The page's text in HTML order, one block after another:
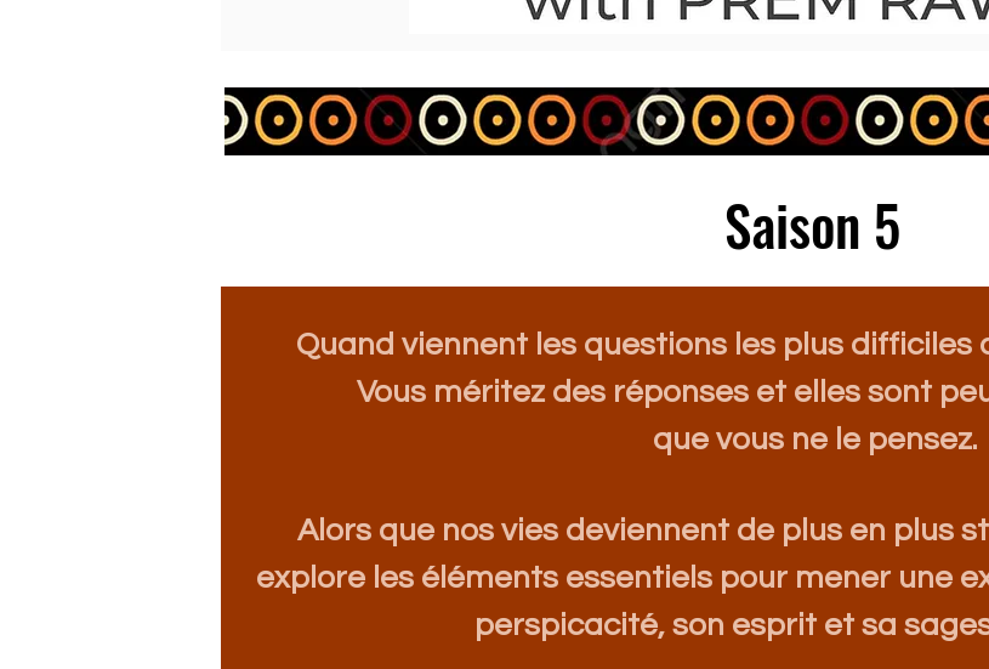
Saison 5
Quand viennent les questions les plus difficiles
Vous méritez des réponses et elles sont
que vous ne le pensez.
Alors que nos vies deviennent de plus en plus s
explore les éléments essentiels pour mener une
perspicacité, son esprit et sa